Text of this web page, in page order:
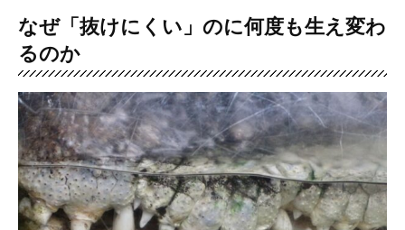
なぜ「抜けにくい」のに何度も生え変わ
るのか